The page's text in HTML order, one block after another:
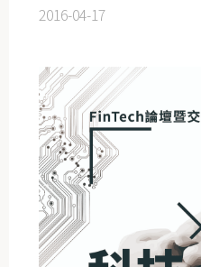
2016-04-17